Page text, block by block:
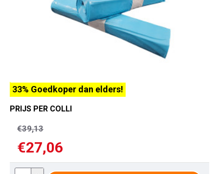
33% Goedkoper dan elders!
PRIJS PER COLLI
€27,06
€39,13